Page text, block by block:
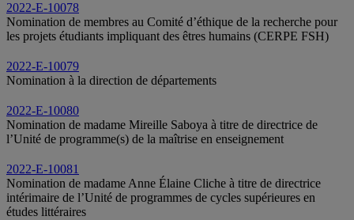
2022-E-10078
Nomination de membres au Comité d’éthique de la recherche pour
les projets étudiants impliquant des êtres humains (CERPE FSH)
2022-E-10079
Nomination à la direction de départements
2022-E-10080
Nomination de madame Mireille Saboya à titre de directrice de
l’Unité de programme(s) de la maîtrise en enseignement
2022-E-10081
Nomination de madame Anne Élaine Cliche à titre de directrice
intérimaire de l’Unité de programmes de cycles supérieures en
études littéraires